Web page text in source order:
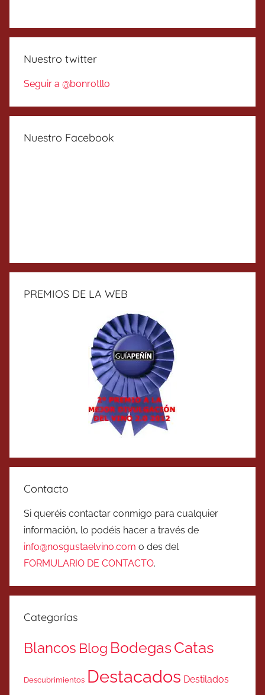
Nuestro twitter
Seguir a @bonrotllo
Nuestro Facebook
PREMIOS DE LA WEB
Contacto
Si queréis contactar conmigo para cualquier
información, lo podéis hacer a través de
info@nosgustaelvino.com o des del
FORMULARIO DE CONTACTO.
Categorías
Blancos Blog BodegasCatas
Descubrimientos Destacados Destilados